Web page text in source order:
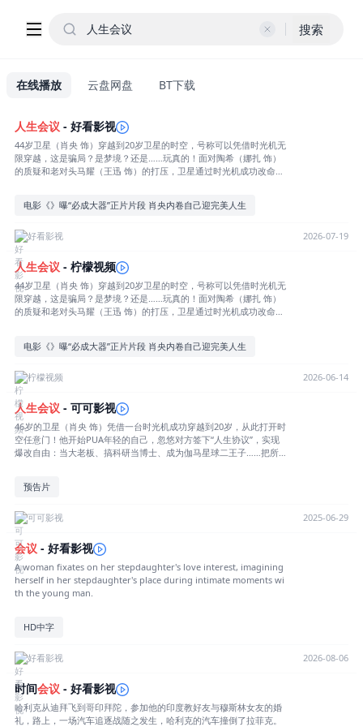
搜索
在线播放 云盘网盘 BT下载
人生会议 - 好看影视
44岁卫星（肖央 饰）穿越到20岁卫星的时空，号称可以凭借时光机无
限穿越，这是骗局？是梦境？还是……玩真的！面对陶希（娜扎 饰）
的质疑和老对头马耀（王迅 饰）的打压，卫星通过时光机成功改命！
电影《》曝“必成大器”正片片段 肖央内卷自己迎完美人生
好看影视 2026-07-19
人生会议 - 柠檬视频
44岁卫星（肖央 饰）穿越到20岁卫星的时空，号称可以凭借时光机无
限穿越，这是骗局？是梦境？还是……玩真的！面对陶希（娜扎 饰）
的质疑和老对头马耀（王迅 饰）的打压，卫星通过时光机成功改命！
电影《》曝“必成大器”正片片段 肖央内卷自己迎完美人生
柠檬视频 2026-06-14
人生会议 - 可可影视
46岁的卫星（肖央 饰）凭借一台时光机成功穿越到20岁，从此打开时
空任意门！他开始PUA年轻的自己，忽悠对方签下“人生协议”，实现
爆改自由：当大老板、搞科研当博士、成为伽马星球二王子……把所
预告片
可可影视 2025-06-29
会议 - 好看影视
A woman fixates on her stepdaughter's love interest, imagining
herself in her stepdaughter's place during intimate moments wi
th the young man.
HD中字
好看影视 2026-08-06
时间会议 - 好看影视
哈利克从迪拜飞到哥印拜陀，参加他的印度教好友与穆斯林女友的婚
礼，路上，一场汽车追逐战随之发生，哈利克的汽车撞倒了拉菲克。